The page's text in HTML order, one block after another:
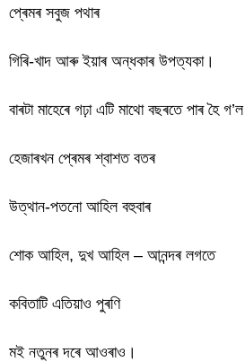
প্ৰেমৰ সবুজ পথাৰ
গিৰি-খাদ আৰু ইয়াৰ অন্ধকাৰ উপত্যকা।
বাৰটা মাহেৰে গঢ়া এটি মাথো বছৰতে পাৰ হৈ গ’ল
হেজাৰখন প্ৰেমৰ শ্বাশত বতৰ
উত্থান-পতনো আহিল বহুবাৰ
শোক আহিল, দুখ আহিল – আনন্দৰ লগতে
কবিতাটি এতিয়াও পুৰণি
মই নতুনৰ দৰে আওৰাও।